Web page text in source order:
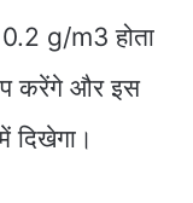
g/m3 होता
करेंगे और इस
दिखेगा।